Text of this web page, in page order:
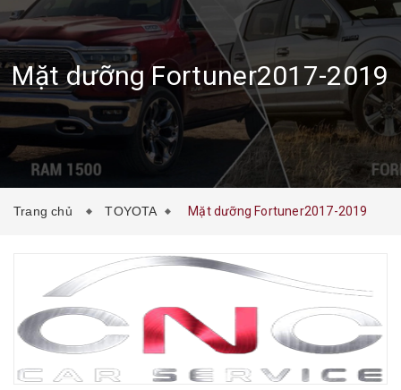
TRANG CHỦ DỊCH VỤ SẢN PHẨM
HỖ TRỢ SETUP GARA LIÊN HỆ
Mặt dưỡng Fortuner2017-2019
Trang chủ TOYOTA Mặt dưỡng Fortuner2017-2019